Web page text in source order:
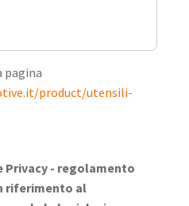
pagina
product/utensili-
- regolamento
riferimento al